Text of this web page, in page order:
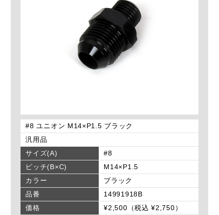
#8 ユニオン M14×P1.5 ブラック
汎用品
サイズ(A)
#8
ピッチ(B×C)
M14×P1.5
カラー
ブラック
品番
14991918B
価格
¥2,500（税込 ¥2,750）